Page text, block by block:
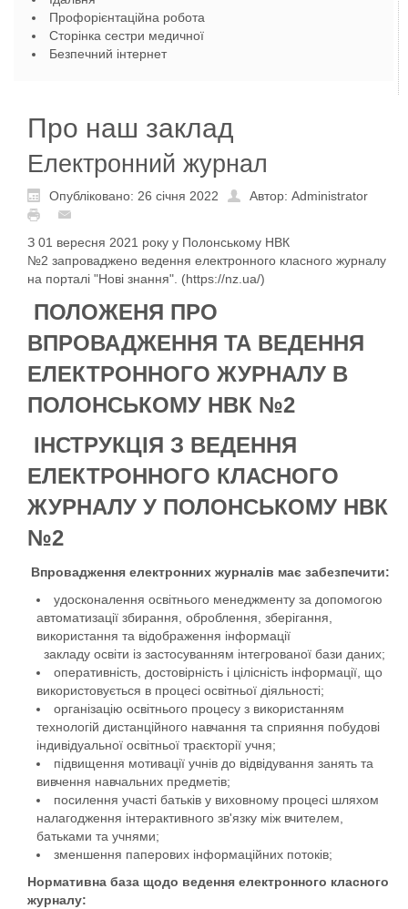
Профорієнтаційна робота
Сторінка сестри медичної
Безпечний інтернет
Про наш заклад
Електронний журнал
Опубліковано: 26 січня 2022 Автор: Administrator
З 01 вересня 2021 року у Полонському НВК
№2 запроваджено ведення електронного класного журналу
на порталі "Нові знання". (https://nz.ua/)
ПОЛОЖЕНЯ ПРО
ВПРОВАДЖЕННЯ ТА ВЕДЕННЯ
ЕЛЕКТРОННОГО ЖУРНАЛУ В
ПОЛОНСЬКОМУ НВК №2
ІНСТРУКЦІЯ З ВЕДЕННЯ
ЕЛЕКТРОННОГО КЛАСНОГО
ЖУРНАЛУ У ПОЛОНСЬКОМУ НВК
№2
Впровадження електронних журналів має забезпечити:
удосконалення освітнього менеджменту за допомогою
автоматизації збирання, оброблення, зберігання,
використання та відображення інформації
закладу освіти із застосуванням інтегрованої бази даних;
оперативність, достовірність і цілісність інформації, що
використовується в процесі освітньої діяльності;
організацію освітнього процесу з використанням
технологій дистанційного навчання та сприяння побудові
індивідуальної освітньої траєкторії учня;
підвищення мотивації учнів до відвідування занять та
вивчення навчальних предметів;
посилення участі батьків у виховному процесі шляхом
налагодження інтерактивного зв'язку між вчителем,
батьками та учнями;
зменшення паперових інформаційних потоків;
Нормативна база щодо ведення електронного класного
журналу: